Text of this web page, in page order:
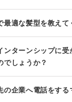
最適な髪型を教えて
ンターンシップに受
でしょうか？
の企業へ電話をす